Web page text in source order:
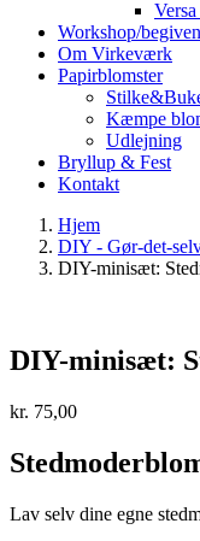
Workshop/
Om Virkeværk
Papirblomster
Kæmpe
Udlejning
Bryllup & Fest
Kontakt
Hjem
DIY - Gør-det-
DIY-minisæt:
DIY-minisæt:
kr. 75,00
Lav selv dine egne